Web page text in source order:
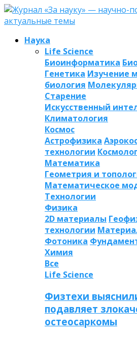
Наука
Life Science
Биоинформатика
Генетика Изучение
биология
Старение
Искусственный
Климатология
Космос
Астрофизика
технологии
Математика
Геометрия и
Математическое
Технологии
Физика
2D материалы
технологии
Фотоника
Химия
Все
Life Science
Физтехи
подавляет
остеосаркомы